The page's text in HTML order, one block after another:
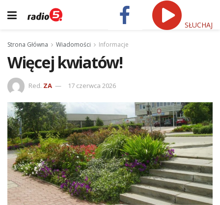
SŁUCHAJ
Strona Główna Wiadomości Informacje
Więcej kwiatów!
Red. ZA 17 czerwca 2026